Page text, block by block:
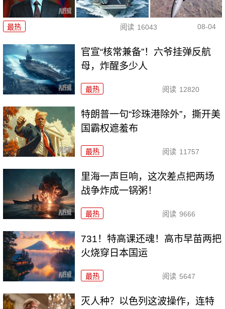
最热 阅读 16043 08-04
官宣“核常兼备”！六爷挂弹反航
母，炸醒多少人
最热 阅读 12820
特朗普一句“珍珠港除外”，撕开美
国霸权遮羞布
最热 阅读 11757
里海一声巨响，这次差点把两场
战争炸成一锅粥！
最热 阅读 9666
731！特高课还魂！高市早苗两把
火烧穿日本国运
最热 阅读 5647
灭人种？以色列这波操作，连特